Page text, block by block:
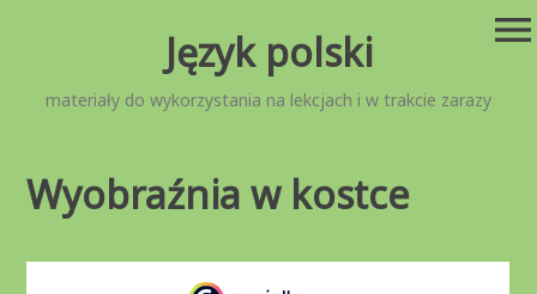
Język polski
materiały do wykorzystania na lekcjach i w trakcie zarazy
menu
Wyobraźnia w kostce